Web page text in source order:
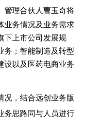
管理合伙人曹玉奇将
业务情况及业务需求
下上市公司发展规
务；智能制造及转型
设以及医药电商业务
况，结合远创业务版
务思路同与人员进行